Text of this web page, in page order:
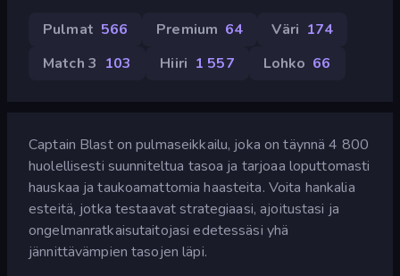
Pulmat 566 Premium 64 Väri 174
Match 3 103 Hiiri 1 557 Lohko 66
Captain Blast on pulmaseikkailu, joka on täynnä 4 800
huolellisesti suunniteltua tasoa ja tarjoaa loputtomasti
hauskaa ja taukoamattomia haasteita. Voita hankalia
esteitä, jotka testaavat strategiaasi, ajoitustasi ja
ongelmanratkaisutaitojasi edetessäsi yhä
jännittävämpien tasojen läpi.